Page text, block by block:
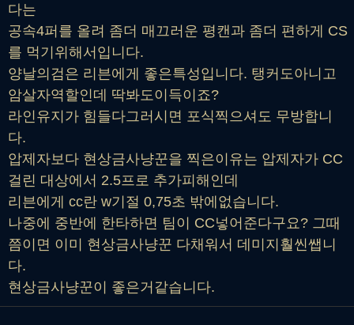
다는
공속4퍼를 올려 좀더 매끄러운 평캔과 좀더 편하게 CS
를 먹기위해서입니다.
양날의검은 리븐에게 좋은특성입니다. 탱커도아니고
암살자역할인데 딱봐도이득이죠?
라인유지가 힘들다그러시면 포식찍으셔도 무방합니
다.
압제자보다 현상금사냥꾼을 찍은이유는 압제자가 CC
걸린 대상에서 2.5프로 추가피해인데
리븐에게 cc란 w기절 0,75초 밖에없습니다.
나중에 중반에 한타하면 팀이 CC넣어준다구요? 그때
쯤이면 이미 현상금사냥꾼 다채워서 데미지훨씬쌥니
다.
현상금사냥꾼이 좋은거같습니다.